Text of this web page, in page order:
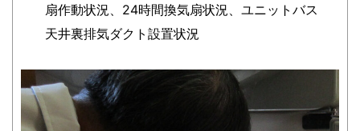
扇作動状況、24時間換気扇状況、ユニットバス
天井裏排気ダクト設置状況